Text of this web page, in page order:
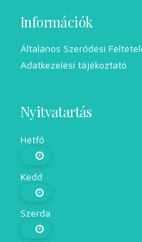
Információk
Általános Szerődési
Adatkezelési tájékoztató
Nyitvatartás
Hétfő
Kedd
Szerda